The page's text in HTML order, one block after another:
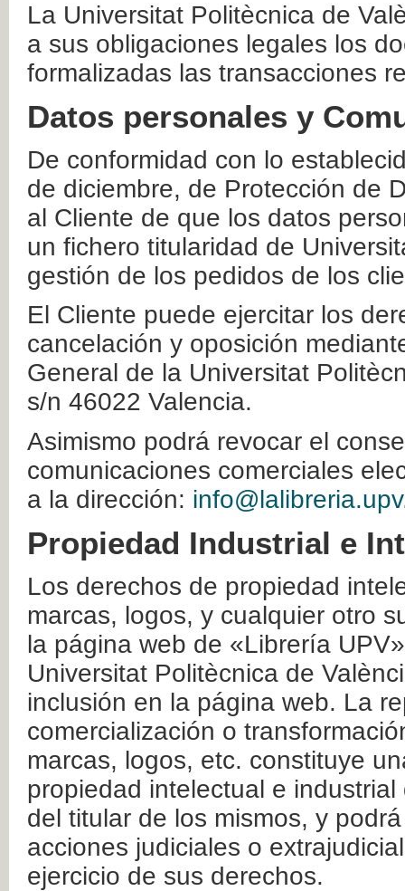
La Universitat Politècnica de
a sus obligaciones legales los
formalizadas las transacciones
Datos personales y
De conformidad con lo
de diciembre, de Protección de
al Cliente de que los datos
un fichero titularidad de
gestión de los pedidos de los
El Cliente puede ejercitar los
cancelación y oposición
General de la Universitat
s/n 46022 Valencia.
Asimismo podrá revocar el
comunicaciones comerciales
a la dirección:
Propiedad Industrial e
Los derechos de propiedad
marcas, logos, y cualquier otro
la página web de «Librería
Universitat Politècnica de
inclusión en la página web. La
comercialización o
marcas, logos, etc. constituye
propiedad intelectual e
del titular de los mismos, y
acciones judiciales o
ejercicio de sus derechos.